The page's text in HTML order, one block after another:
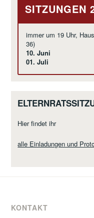
SITZUNGEN
immer um 19 Uhr,
36)
10. Juni
01. Juli
Hier findet ihr
alle Einladungen und
KONTAKT